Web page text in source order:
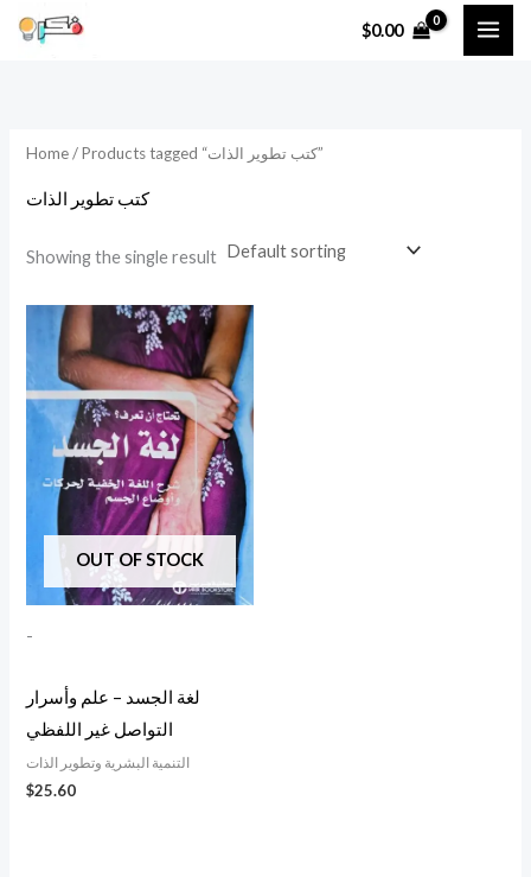
Skip
$0.00
Home / Products tagged “كتب تطوير الذات”
كتب تطوير الذات
Showing the single result
OUT OF STOCK
-
لغة الجسد – علم وأسرار
التواصل غير اللفظي
التنمية البشرية وتطوير الذات
$25.60